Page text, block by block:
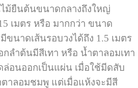
ม้ยืนต้นขนาดกลางถึงใหญ่
เมตร หรือ มากกว่า ขนาด
ขนาดเส้นรอบวงได้ถึง 1.5 เมตร
ลำต้นมีสีเทา หรือ น้ำตาลอมเทา
อนออกเป็นแผ่น เมื่อใช้มีดสับ
าลอมชมพู แต่เมื่อแห้งจะมีสี